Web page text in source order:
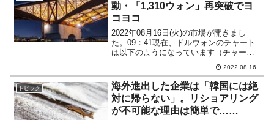
動・「1,310ウォン」再突破でヨ
コヨコ
2022年08月16日(火)の市場が開きまし
た。09：41現在、ドルウォンのチャート
は以下のようになっています（チャート
は『Investing.com』より引用）。前日は
再び「1ドル＝1,310ウォン」を突破し、
本日はそれを受けてのスタート...
2022.08.16
トピック
海外進出した企業は「韓国には絶
対に帰らない」。リショアリング
が不可能な理由は簡単で……